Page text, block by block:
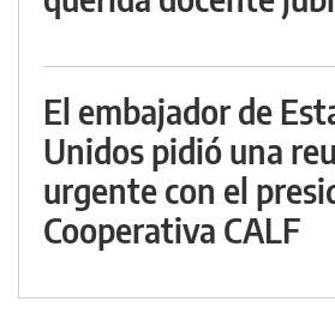
El embajador de
Unidos pidió una
urgente con el
Cooperativa CALF